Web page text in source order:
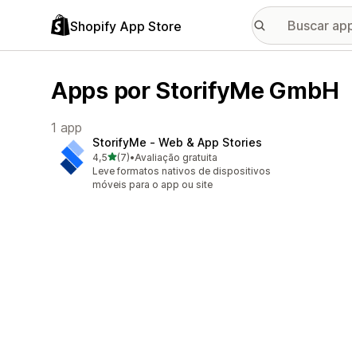
Shopify App Store
Apps por StorifyMe GmbH
1 app
StorifyMe ‑ Web & App Stories
4,5de 5 estrelas
(7)
7 avaliações ao todo
•Avaliação gratuita
Leve formatos nativos de dispositivos
móveis para o app ou site